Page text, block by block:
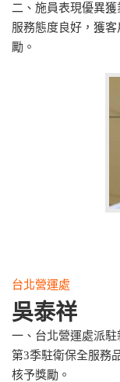
二、施員表現優異
服務態度良好，獲
勵。
台北營運處
吳泰祥
一、台北營運處派
第3季駐衛保全服務
核予獎勵。